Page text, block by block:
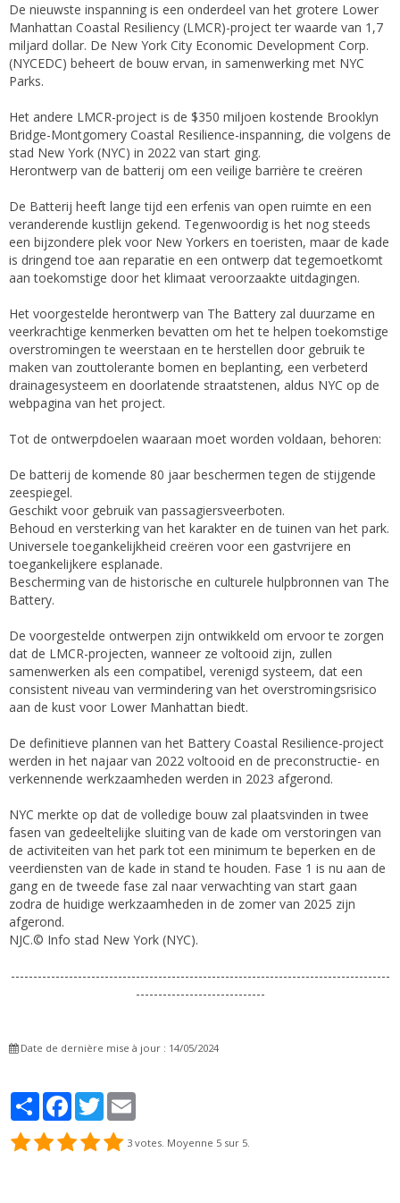
De nieuwste inspanning is een onderdeel van het grotere Lower
Manhattan Coastal Resiliency (LMCR)-project ter waarde van 1,7
miljard dollar. De New York City Economic Development Corp.
(NYCEDC) beheert de bouw ervan, in samenwerking met NYC
Parks.
Het andere LMCR-project is de $350 miljoen kostende Brooklyn
Bridge-Montgomery Coastal Resilience-inspanning, die volgens de
stad New York (NYC) in 2022 van start ging.
Herontwerp van de batterij om een veilige barrière te creëren
De Batterij heeft lange tijd een erfenis van open ruimte en een
veranderende kustlijn gekend. Tegenwoordig is het nog steeds
een bijzondere plek voor New Yorkers en toeristen, maar de kade
is dringend toe aan reparatie en een ontwerp dat tegemoetkomt
aan toekomstige door het klimaat veroorzaakte uitdagingen.
Het voorgestelde herontwerp van The Battery zal duurzame en
veerkrachtige kenmerken bevatten om het te helpen toekomstige
overstromingen te weerstaan en te herstellen door gebruik te
maken van zouttolerante bomen en beplanting, een verbeterd
drainagesysteem en doorlatende straatstenen, aldus NYC op de
webpagina van het project.
Tot de ontwerpdoelen waaraan moet worden voldaan, behoren:
De batterij de komende 80 jaar beschermen tegen de stijgende
zeespiegel.
Geschikt voor gebruik van passagiersveerboten.
Behoud en versterking van het karakter en de tuinen van het park.
Universele toegankelijkheid creëren voor een gastvrijere en
toegankelijkere esplanade.
Bescherming van de historische en culturele hulpbronnen van The
Battery.
De voorgestelde ontwerpen zijn ontwikkeld om ervoor te zorgen
dat de LMCR-projecten, wanneer ze voltooid zijn, zullen
samenwerken als een compatibel, verenigd systeem, dat een
consistent niveau van vermindering van het overstromingsrisico
aan de kust voor Lower Manhattan biedt.
De definitieve plannen van het Battery Coastal Resilience-project
werden in het najaar van 2022 voltooid en de preconstructie- en
verkennende werkzaamheden werden in 2023 afgerond.
NYC merkte op dat de volledige bouw zal plaatsvinden in twee
fasen van gedeeltelijke sluiting van de kade om verstoringen van
de activiteiten van het park tot een minimum te beperken en de
veerdiensten van de kade in stand te houden. Fase 1 is nu aan de
gang en de tweede fase zal naar verwachting van start gaan
zodra de huidige werkzaamheden in de zomer van 2025 zijn
afgerond.
NJC.© Info stad New York (NYC).
-------------------------------------------------------------------------------------
-----------------------------
Date de dernière mise à jour : 14/05/2024
PartagerFacebook
Twitter
3 votes. Moyenne 5 sur 5.